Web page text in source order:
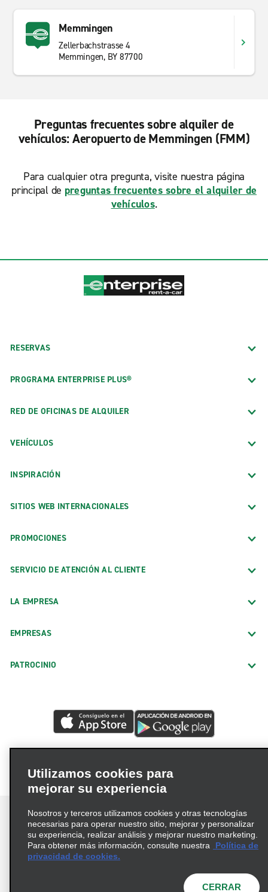
Memmingen
Zellerbachstrasse 4
Memmingen, BY 87700
Preguntas frecuentes sobre alquiler de
vehículos: Aeropuerto de Memmingen (FMM)
Para cualquier otra pregunta, visite nuestra página
principal de preguntas frecuentes sobre el alquiler de
vehículos.
RESERVAS
PROGRAMA ENTERPRISE PLUS®
RED DE OFICINAS DE ALQUILER
VEHÍCULOS
INSPIRACIÓN
SITIOS WEB INTERNACIONALES
PROMOCIONES
SERVICIO DE ATENCIÓN AL CLIENTE
LA EMPRESA
EMPRESAS
PATROCINIO
Términos de uso
Política de privacidad
© 2026 Enterprise Holdings, Inc. Todos los derechos
Utilizamos cookies para
mejorar su experiencia
Nosotros y terceros utilizamos cookies y otras tecnologías
necesarias para operar nuestro sitio, mejorar y personalizar
su experiencia, realizar análisis y mejorar nuestro marketing.
Para obtener más información, consulte nuestra
Política de
privacidad de cookies.
CERRAR